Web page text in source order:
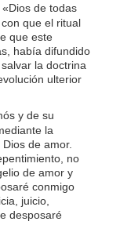
de todas
que el ritual
que este
había difundido
la doctrina
ulterior
y de su
la
de amor.
no
de amor y
conmigo
juicio,
desposaré